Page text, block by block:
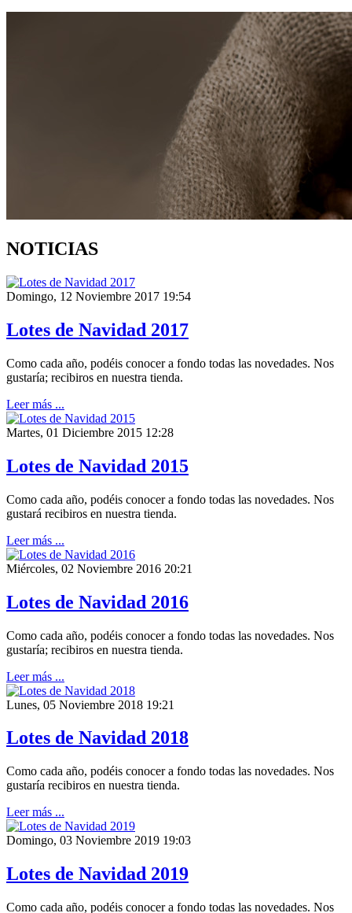
NOTICIAS
Domingo, 12 Noviembre 2017 19:54
Lotes de Navidad 2017
Como cada año, podéis conocer a fondo todas las novedades. Nos
gustaría; recibiros en nuestra tienda.
Leer más ...
Martes, 01 Diciembre 2015 12:28
Lotes de Navidad 2015
Como cada año, podéis conocer a fondo todas las novedades. Nos
gustará recibiros en nuestra tienda.
Leer más ...
Miércoles, 02 Noviembre 2016 20:21
Lotes de Navidad 2016
Como cada año, podéis conocer a fondo todas las novedades. Nos
gustaría; recibiros en nuestra tienda.
Leer más ...
Lunes, 05 Noviembre 2018 19:21
Lotes de Navidad 2018
Como cada año, podéis conocer a fondo todas las novedades. Nos
gustaría recibiros en nuestra tienda.
Leer más ...
Domingo, 03 Noviembre 2019 19:03
Lotes de Navidad 2019
Como cada año, podéis conocer a fondo todas las novedades. Nos